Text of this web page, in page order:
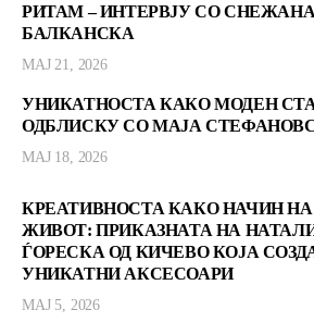
РИТАМ – ИНТЕРВЈУ СО СНЕЖАНА
БАЛКАНСКА
МАЈ 21, 2026
УНИКАТНОСТА КАКО МОДЕН
ОДБЛИСКУ СО МАЈА
МАЈ 18, 2026
КРЕАТИВНОСТА КАКО НАЧИН НА
ЖИВОТ: ПРИКАЗНАТА НА
ЃОРЕСКА ОД КИЧЕВО КОЈА
УНИКАТНИ АКСЕСОАРИ
МАЈ 5, 2026